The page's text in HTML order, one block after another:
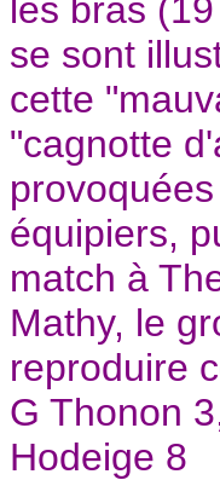
les bras
se sont
cette
"cagnotte
équipiers,
match à
Mathy, le
reproduire
G Thonon
Hodeige 8